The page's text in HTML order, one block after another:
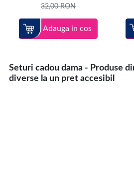
32,00RON
Adauga in cos
Seturi cadou dama - Produse
diverse la un pret accesibil